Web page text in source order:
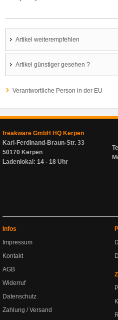
Artikel weiterempfehlen
Artikel günstiger gesehen ?
Verantwortliche Person in der EU
freakware GmbH HQ Kerpen
Karl-Ferdinand-Braun-Str. 33
50170 Kerpen
Ladenlokal: 14 - 18 Uhr
Infos
Impressum
Kontakt
AGB
Widerruf
Datenschutz
Zahlung / Versand